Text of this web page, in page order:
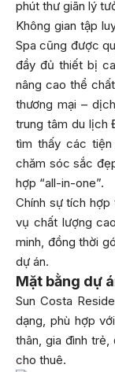
phút thư giãn lý
Không gian tập
Spa cũng được
đầy đủ thiết bị
nâng cao thể
thương mại –
trung tâm du lịch
tìm thấy các tiện
chăm sóc sắc
hợp “all-in-one”.
Chính sự tích hợp
vụ chất lượng
minh, đồng thời
dự án.
Mặt bằng dự
Sun Costa
dạng, phù hợp
thân, gia đình
cho thuê.